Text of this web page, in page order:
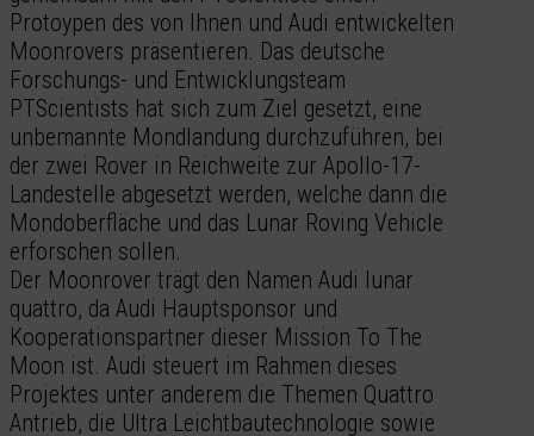
Protoypen des von Ihnen und Audi entwickelten
Moonrovers präsentieren. Das deutsche
Forschungs- und Entwicklungsteam
PTScientists hat sich zum Ziel gesetzt, eine
unbemannte Mondlandung durchzuführen, bei
der zwei Rover in Reichweite zur Apollo-17-
Landestelle abgesetzt werden, welche dann die
Mondoberfläche und das Lunar Roving Vehicle
erforschen sollen.
Der Moonrover trägt den Namen Audi lunar
quattro, da Audi Hauptsponsor und
Kooperationspartner dieser Mission To The
Moon ist. Audi steuert im Rahmen dieses
Projektes unter anderem die Themen Quattro
Antrieb, die Ultra Leichtbautechnologie sowie